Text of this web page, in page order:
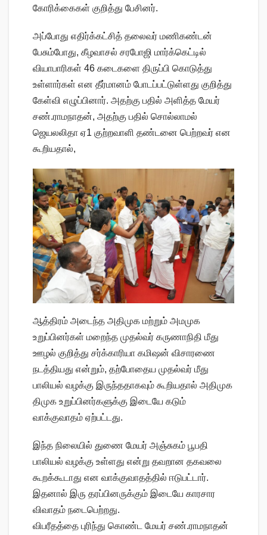
கோரிக்கைகள் குறித்து பேசினர்.
அப்போது எதிர்க்கட்சித் தலைவர் மணிகண்டன்
பேசும்போது, கீழவாசல் சரபோஜி மார்க்கெட்டில்
வியாபாரிகள் 46 கடைகளை திருப்பி கொடுத்து
உள்ளார்கள் என தீர்மானம் போடப்பட்டுள்ளது குறித்து
கேள்வி எழுப்பினார். அதற்கு பதில் அளித்த மேயர்
சண்.ராமநாதன், அதற்கு பதில் சொல்லாமல்
ஜெயலலிதா ஏ1 குற்றவாளி தண்டனை பெற்றவர் என
கூறியதால்,
ஆத்திரம் அடைந்த அதிமுக மற்றும் அமமுக
உறுப்பினர்கள் மறைந்த முதல்வர் கருணாநிதி மீது
ஊழல் குறித்து சர்க்காரியா கமிஷன் விசாரணை
நடத்தியது என்றும், தற்போதைய முதல்வர் மீது
பாலியல் வழக்கு இருந்ததாகவும் கூறியதால் அதிமுக
திமுக உறுப்பினர்களுக்கு இடையே கடும்
வாக்குவாதம் ஏற்பட்டது.
இந்த நிலையில் துணை மேயர் அஞ்சுகம் பூபதி
பாலியல் வழக்கு உள்ளது என்று தவறான தகவலை
கூறக்கூடாது என வாக்குவாதத்தில் ஈடுபட்டார்.
இதனால் இரு தரப்பினருக்கும் இடையே காரசார
விவாதம் நடைபெற்றது.
விபரீதத்தை புரிந்து கொண்ட மேயர் சண்.ராமநாதன்